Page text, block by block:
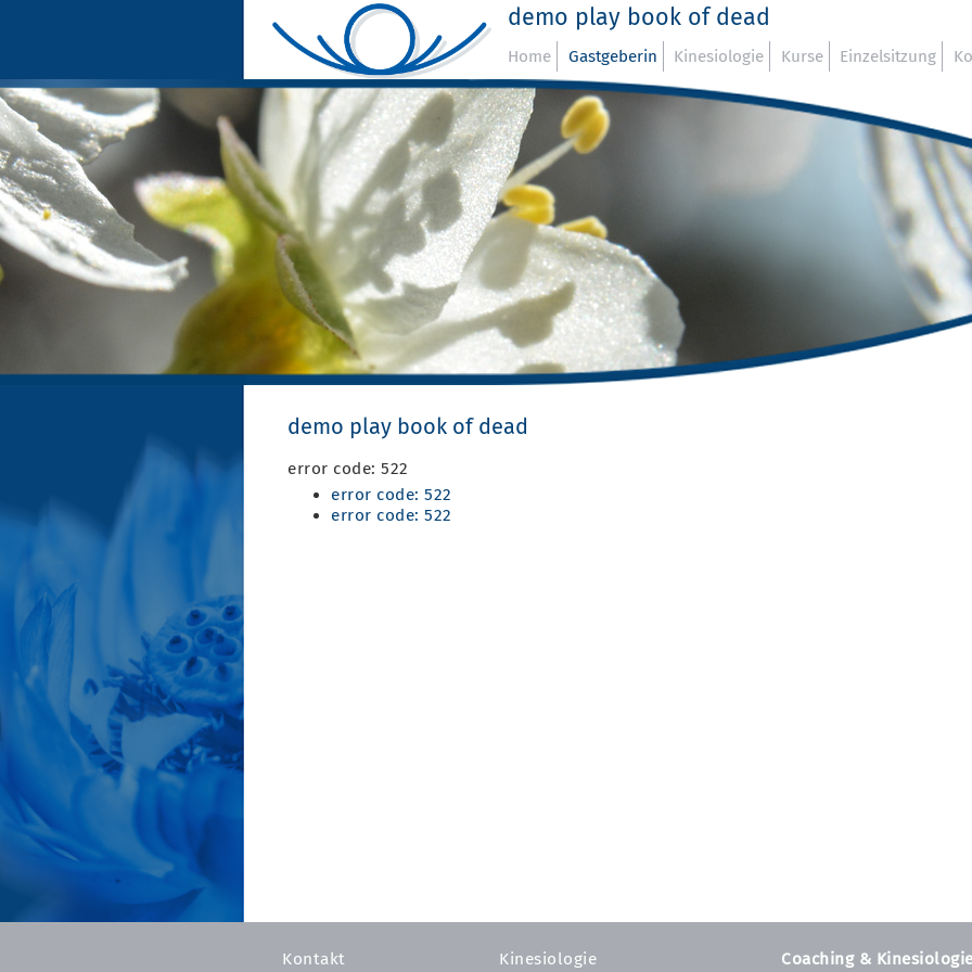
demo play book of dead
Home Gastgeberin Kinesiologie Kurse Einzelsitzung
demo play book of dead
error code: 522
error code: 522
error code: 522
Kontakt
Kinesiologie
Coaching &